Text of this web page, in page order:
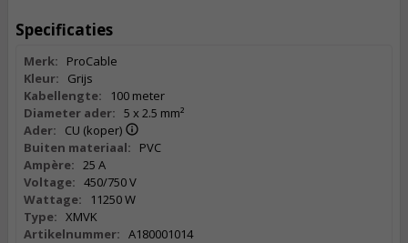
Specificaties
Merk:
ProCable
Kleur:
Grijs
Kabellengte:
100 meter
Diameter ader: 5 x 2.5 mm²
Ader:
CU (koper)
Buiten materiaal:
PVC
Ampère: 25 A
Voltage: 450/750 V
Wattage:
11250 W
Type: XMVK
Artikelnummer: A180001014